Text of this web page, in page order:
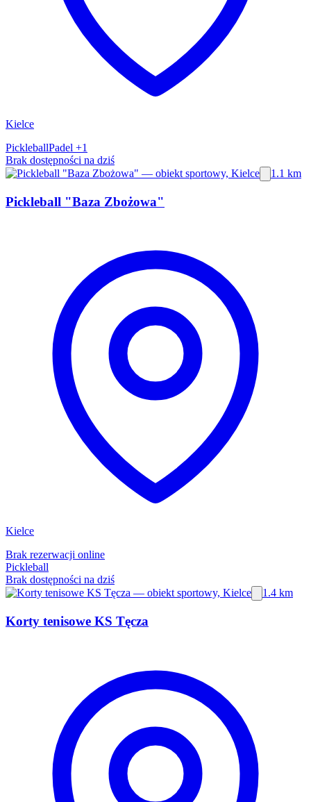
Kielce
PickleballPadel +1
Brak dostępności na dziś
1.1 km
Pickleball "Baza Zbożowa"
Kielce
Brak rezerwacji online
Pickleball
Brak dostępności na dziś
1.4 km
Korty tenisowe KS Tęcza